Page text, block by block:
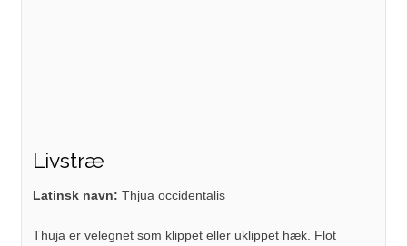
Livstræ
Latinsk navn: Thjua occidentalis
Thuja er velegnet som klippet eller uklippet hæk. Flot